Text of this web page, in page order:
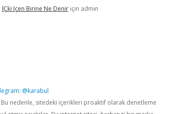
İÇki Içen Birine Ne Deniriçin admin
@karabul
Bu nedenle, sitedeki içerikleri proaktif olarak denetleme